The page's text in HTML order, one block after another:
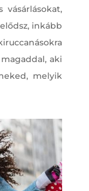
vásárlásokat,
inkább
aki
melyik